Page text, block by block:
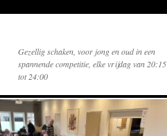
Gezellig schaken, voor jong en oud in een
spannende competitie, elke vrijdag van 20:15
tot 24:00